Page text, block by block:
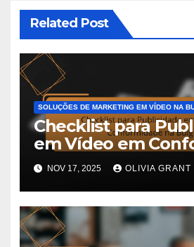
Related Post
SOLUÇÕES DE MARKETING EM VÍDEO NA
Checklist para
em Vídeo em
na Bulgária
NOV 17, 2025 OLIVIA GRANT